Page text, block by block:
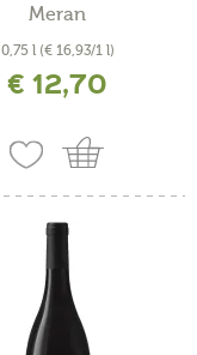
Meran
0,75 l (€ 16,93/1 l)
€ 12,70